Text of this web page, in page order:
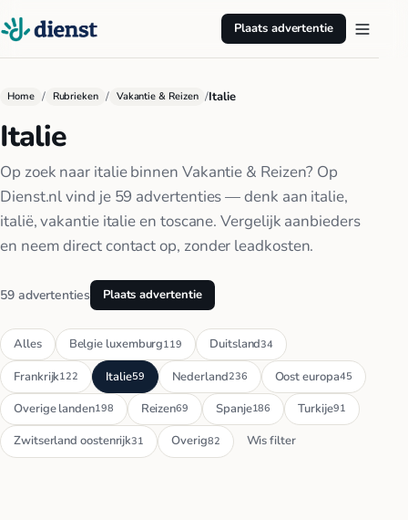
Plaats advertentie
Home / Rubrieken / Vakantie & Reizen /Italie
Italie
Op zoek naar italie binnen Vakantie & Reizen? Op
Dienst.nl vind je 59 advertenties — denk aan italie,
italië, vakantie italie en toscane. Vergelijk aanbieders
en neem direct contact op, zonder leadkosten.
59 advertenties Plaats advertentie
Alles Belgie luxemburg119 Duitsland34
Frankrijk122 Italie59 Nederland236 Oost europa45
Overige landen198 Reizen69 Spanje186 Turkije91
Zwitserland oostenrijk31 Overig82 Wis filter